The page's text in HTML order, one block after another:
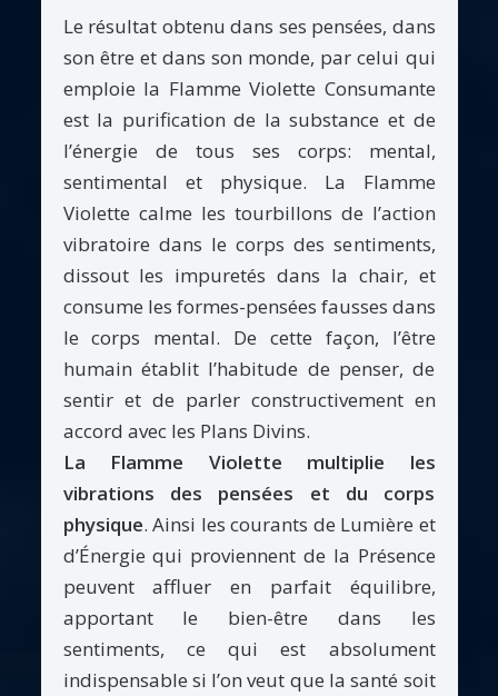
Le résultat obtenu dans ses pensées, dans
son être et dans son monde, par celui qui
emploie la Flamme Violette Consumante
est la purification de la substance et de
l’énergie de tous ses corps: mental,
sentimental et physique. La Flamme
Violette calme les tourbillons de l’action
vibratoire dans le corps des sentiments,
dissout les impuretés dans la chair, et
consume les formes-pensées fausses dans
le corps mental. De cette façon, l’être
humain établit l’habitude de penser, de
sentir et de parler constructivement en
accord avec les Plans Divins.
La Flamme Violette multiplie les
vibrations des pensées et du corps
physique. Ainsi les courants de Lumière et
d’Énergie qui proviennent de la Présence
peuvent affluer en parfait équilibre,
apportant le bien-être dans les
sentiments, ce qui est absolument
indispensable si l’on veut que la santé soit